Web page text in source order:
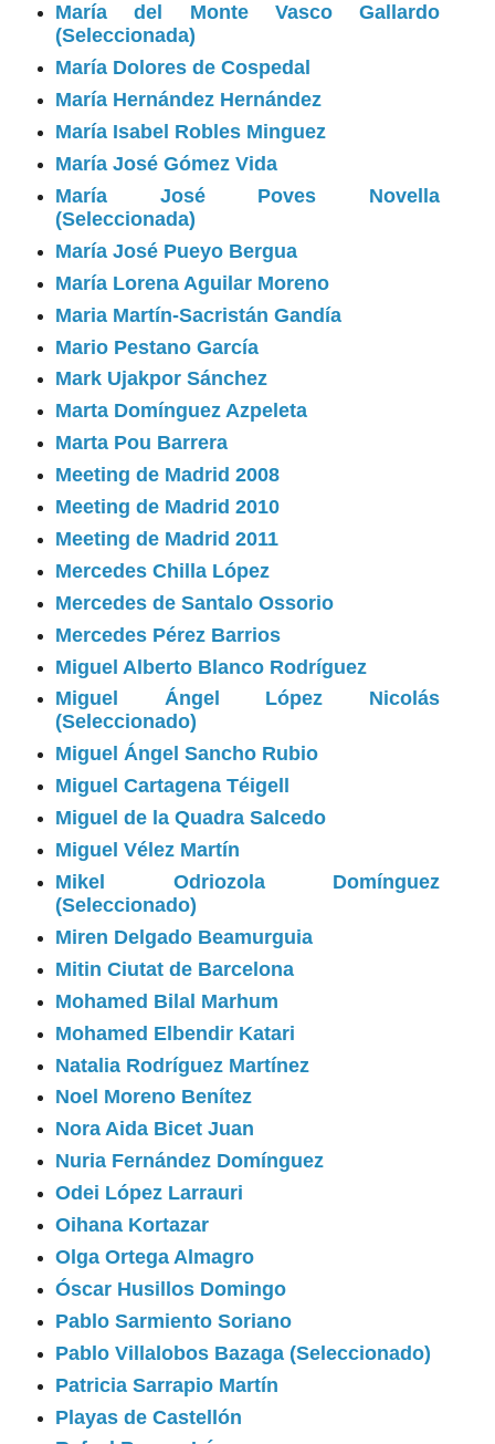
María del Monte Vasco Gallardo
(Seleccionada)
María Dolores de Cospedal
María Hernández Hernández
María Isabel Robles Minguez
María José Gómez Vida
María José Poves Novella
(Seleccionada)
María José Pueyo Bergua
María Lorena Aguilar Moreno
Maria Martín-Sacristán Gandía
Mario Pestano García
Mark Ujakpor Sánchez
Marta Domínguez Azpeleta
Marta Pou Barrera
Meeting de Madrid 2008
Meeting de Madrid 2010
Meeting de Madrid 2011
Mercedes Chilla López
Mercedes de Santalo Ossorio
Mercedes Pérez Barrios
Miguel Alberto Blanco Rodríguez
Miguel Ángel López Nicolás
(Seleccionado)
Miguel Ángel Sancho Rubio
Miguel Cartagena Téigell
Miguel de la Quadra Salcedo
Miguel Vélez Martín
Mikel Odriozola Domínguez
(Seleccionado)
Miren Delgado Beamurguia
Mitin Ciutat de Barcelona
Mohamed Bilal Marhum
Mohamed Elbendir Katari
Natalia Rodríguez Martínez
Noel Moreno Benítez
Nora Aida Bicet Juan
Nuria Fernández Domínguez
Odei López Larrauri
Oihana Kortazar
Olga Ortega Almagro
Óscar Husillos Domingo
Pablo Sarmiento Soriano
Pablo Villalobos Bazaga (Seleccionado)
Patricia Sarrapio Martín
Playas de Castellón